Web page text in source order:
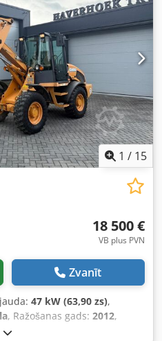
platums: 110 – 450 mm
apm. 200 – 300
kg Ražots Vācijā. Schmedt
Grāmatu prese ar rievu
Iekārta ļoti labā tehniskā
Tehniskie parametri:
mm Svars: 220 kg Jauda:
norādīta par abām iekārtām
1 / 15
18 500 €
VB plus PVN
Zvanīt
47 kW (63,90 zs),
, Ražošanas gads: 2012,